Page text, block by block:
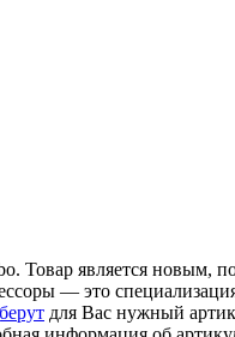
Товар является новым,
— это
для Вас нужный